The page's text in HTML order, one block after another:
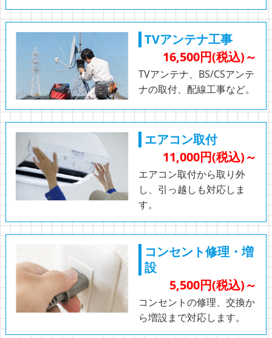
TVアンテナ工事
16,500円(税込)～
TVアンテナ、BS/CSアンテ
ナの取付、配線工事など。
エアコン取付
11,000円(税込)～
エアコン取付から取り外
し、引っ越しも対応しま
す。
コンセント修理・増
設
5,500円(税込)～
コンセントの修理、交換か
ら増設まで対応します。